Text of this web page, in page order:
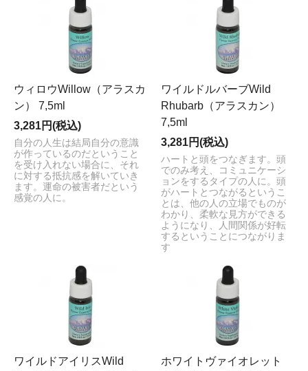
ウィロウWillow（アラスカ
ン） 7,5ml
3,281円(税込)
自分の人生は結局自分の意識
が作っているのだということ
を受け入れない場合に、それ
に対する抵抗感を解いていき
ます。運命の被害者だという
感覚の人に。
ワイルドルバーブWild
Rhubarb（アラスカン）
7,5ml
3,281円(税込)
ハートと頭をつなぎます。頭
でのみ考え、コミュニケーシ
ョンをするタイプの人に。頭
がハートとつながるというこ
とは、他の人の立場でものが
わかり、柔軟な見方ができる
ようになり、人間関係が好転
するということにつながりま
す
ワイルドアイリスWild
ホワイトヴァイオレット